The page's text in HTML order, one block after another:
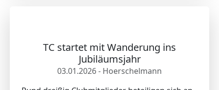
TC startet mit Wanderung ins
Jubiläumsjahr
03.01.2026 - Hoerschelmann